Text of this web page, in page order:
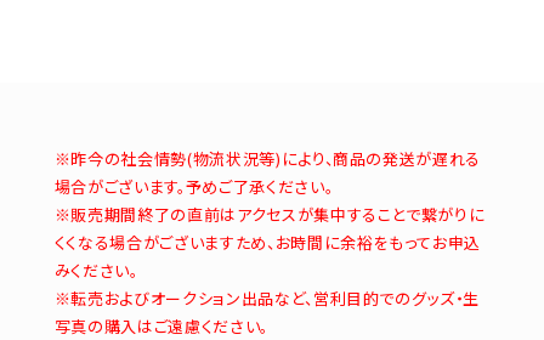
※昨今の社会情勢(物流状況等)により、商品の発送が遅れる
場合がございます。予めご了承ください。
※販売期間終了の直前はアクセスが集中することで繋がりに
くくなる場合がございますため、お時間に余裕をもってお申込
みください。
※転売およびオークション出品など、営利目的でのグッズ・生
写真の購入はご遠慮ください。